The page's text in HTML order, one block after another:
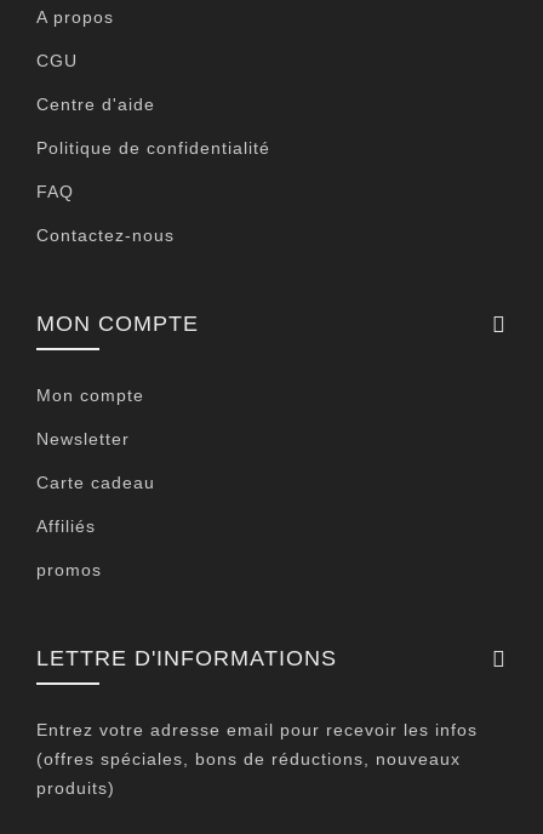
A propos
CGU
Centre d'aide
Politique de confidentialité
FAQ
Contactez-nous
MON COMPTE
Mon compte
Newsletter
Carte cadeau
Affiliés
promos
LETTRE D'INFORMATIONS
Entrez votre adresse email pour recevoir les infos
(offres spéciales, bons de réductions, nouveaux
produits)